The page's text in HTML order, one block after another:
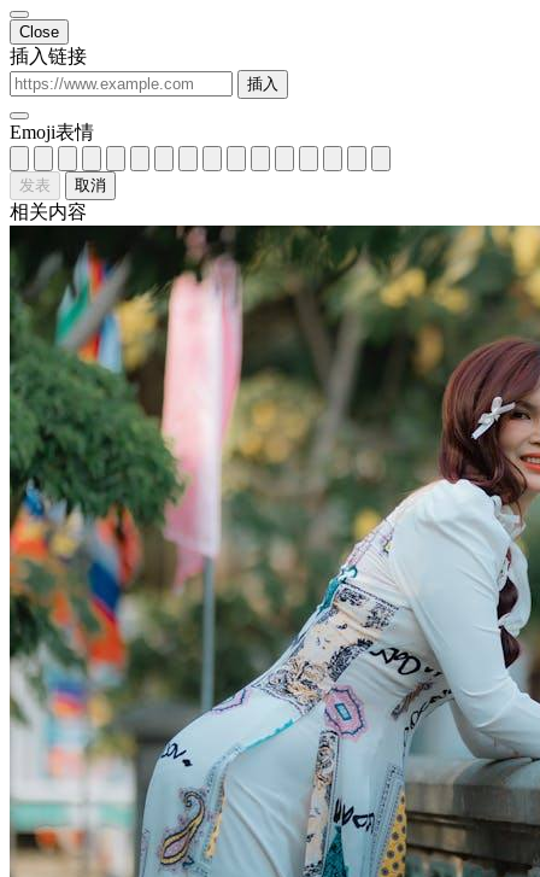
为什么你结了婚还是觉得孤独？
女性成长
核心摘要 结婚不一定能解决孤独感，关键在于婚姻质量和双
方的情感投入。 缺乏有效沟通、情感支持和共同生活体验是
导致已婚人士孤独的主要原因。 改善婚姻中的孤独感需要双
方共同努力，通过增强沟通、增加互动等方式提升关系质量。
一、引言 许多人认为结婚是解决孤独的途径，但现实中，不
少已婚人士仍然感到深深的孤独...
2026年5月31日